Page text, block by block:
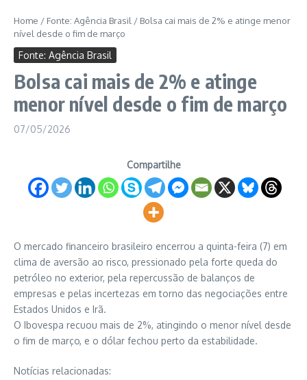
Home / Fonte: Agência Brasil / Bolsa cai mais de 2% e atinge menor
nível desde o fim de março
Fonte: Agência Brasil
Bolsa cai mais de 2% e atinge
menor nível desde o fim de março
07/05/2026
Compartilhe
O mercado financeiro brasileiro encerrou a quinta-feira (7) em
clima de aversão ao risco, pressionado pela forte queda do
petróleo no exterior, pela repercussão de balanços de
empresas e pelas incertezas em torno das negociações entre
Estados Unidos e Irã.
O Ibovespa recuou mais de 2%, atingindo o menor nível desde
o fim de março, e o dólar fechou perto da estabilidade.
Notícias relacionadas: